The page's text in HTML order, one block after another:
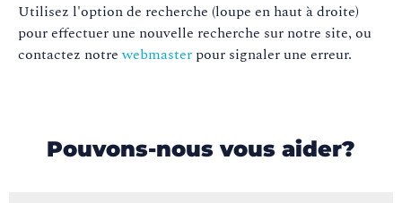
Utilisez l'option de recherche (loupe en haut à droite)
pour effectuer une nouvelle recherche sur notre site, ou
contactez notrewebmaster pour signaler une erreur.
Pouvons-nous vous aider?